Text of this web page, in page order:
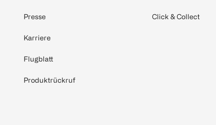
Presse
Karriere
Flugblatt
Produktrückruf
Click & Collect